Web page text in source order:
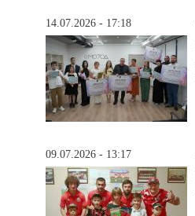
14.07.2026 - 17:18
09.07.2026 - 13:17